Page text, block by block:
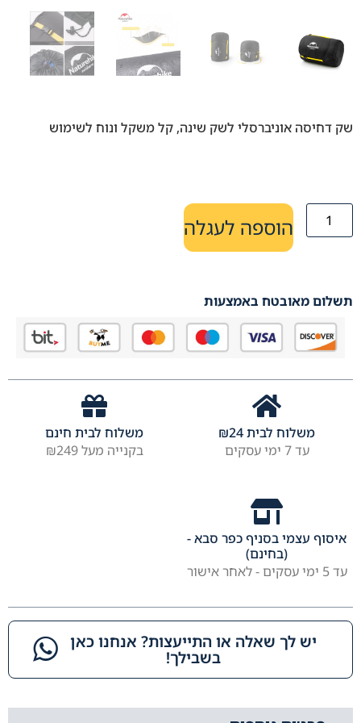
שק דחיסה אוניברסלי לשק שינה, קל משקל ונוח לשימוש
הוספה לעגלה
תשלום מאובטח באמצעות
משלוח לבית ₪24
עד 7 ימי עסקים
משלוח לבית חינם
בקנייה מעל ₪249
איסוף עצמי בסניף כפר סבא -
(בחינם)
עד 5 ימי עסקים - לאחר אישור
יש לך שאלה או התייעצות? אנחנו כאן
בשבילך!​